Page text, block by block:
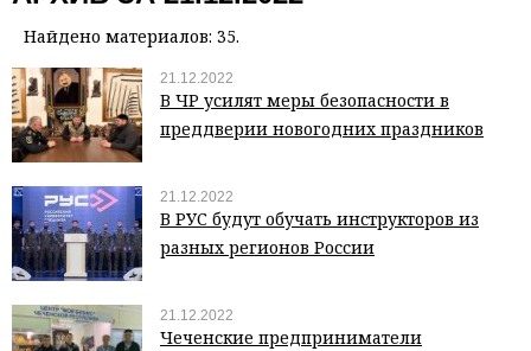
Найдено материалов: 35.
21.12.2022
В ЧР усилят меры безопасности в
преддверии новогодних праздников
21.12.2022
В РУС будут обучать инструкторов из
разных регионов России
21.12.2022
Чеченские предприниматели